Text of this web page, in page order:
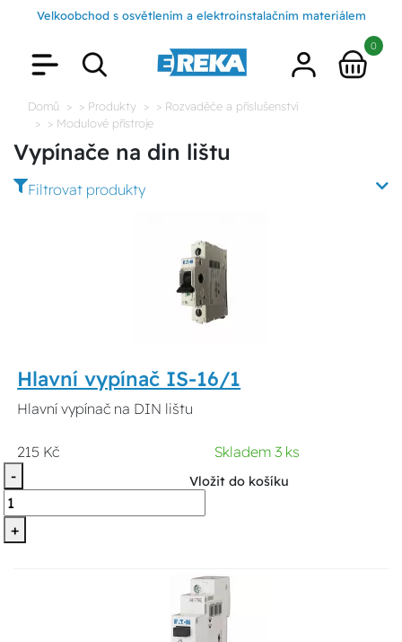
Velkoobchod s osvětlením a elektroinstalačním materiálem
0
Domů > Produkty
> Rozvaděče a příslušenství
> Modulové přístroje
Vypínače na din lištu
Filtrovat produkty
Hlavní vypínač IS-16/1
Hlavní vypínač na DIN lištu
215 Kč
Skladem 3 ks
-
+
Vložit do košíku